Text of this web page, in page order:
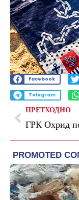
Facebook
Telegram
ПРЕТХОДНО